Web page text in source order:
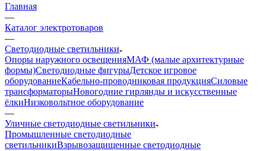
Главная
—
Каталог электротоваров
—
Светодиодные светильники
Опоры наружного освещенияМАФ (малые архитектурные
формы)Светодиодные фигурыДетское игровое
оборудованиеКабельно-проводниковая продукцияСиловые
трансформаторыНовогодние гирлянды и искусственные
ёлкиНизковольтное оборудование
—
Уличные светодиодные светильники
Промышленные светодиодные
светильникиВзрывозащищенные светодиодные